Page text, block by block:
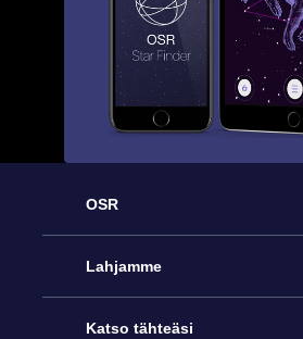
OSR
Palvelu
Ota meihin yhteyttä
Lahjamme
Online Star -lahja
Katso tähteäsi